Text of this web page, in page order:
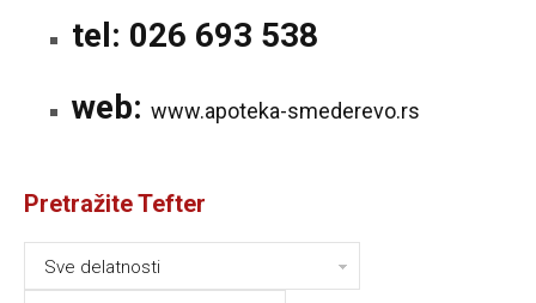
tel: 026 693 538
web: www.apoteka-smederevo.rs
Pretražite Tefter